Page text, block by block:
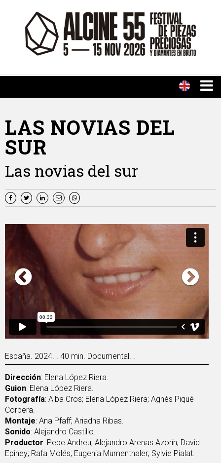
LAS NOVIAS DEL
SUR
Las novias del sur
España. 2024. . 40 min. Documental. .
Dirección: Elena López Riera.
Guion: Elena López Riera.
Fotografía: Alba Cros; Elena López Riera; Agnès Piqué
Corbera.
Montaje: Ana Pfaff; Ariadna Ribas.
Sonido: Alejandro Castillo.
Productor: Pepe Andreu; Alejandro Arenas Azorín; David
Epiney; Rafa Molés; Eugenia Mumenthaler; Sylvie Pialat.